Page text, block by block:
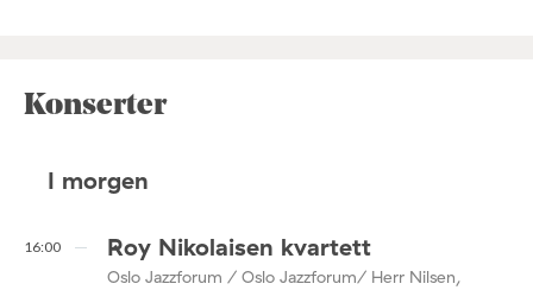
Konserter
I morgen
16:00 Roy Nikolaisen kvartett
Oslo Jazzforum / Oslo Jazzforum/ Herr Nilsen,